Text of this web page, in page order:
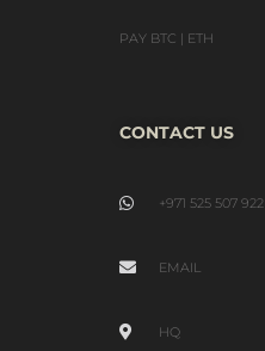
PAY BTC | ETH
CONTACT US
+971 525 507 922
EMAIL
HQ